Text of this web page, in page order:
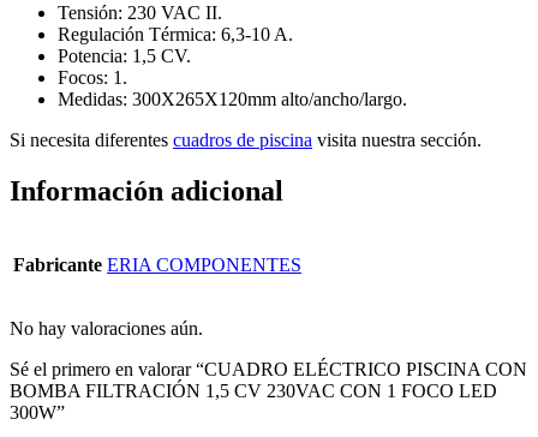
Tensión: 230 VAC II.
Regulación Térmica: 6,3-10 A.
Potencia: 1,5 CV.
Focos: 1.
Medidas: 300X265X120mm alto/ancho/largo.
Si necesita diferentes cuadros de piscina visita nuestra sección.
Información adicional
Fabricante ERIA COMPONENTES
No hay valoraciones aún.
Sé el primero en valorar “CUADRO ELÉCTRICO PISCINA CON
BOMBA FILTRACIÓN 1,5 CV 230VAC CON 1 FOCO LED
300W”